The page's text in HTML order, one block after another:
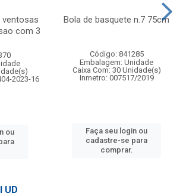
ventosas
com 3
2023-16
ou
Bola de basquete n.7 75cm
Código: 841285
Embalagem: Unidade
Caixa Com: 30 Unidade(s)
Inmetro: 007517/2019
Faça seu login ou
cadastre-se para
comprar.
UD